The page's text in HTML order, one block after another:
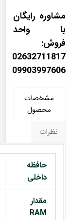
مشاوره رایگان
با واحد
فروش:
02632711817
09903997606
مشخصات
محصول
نظرات
حافظه
داخلی
مقدار
RAM